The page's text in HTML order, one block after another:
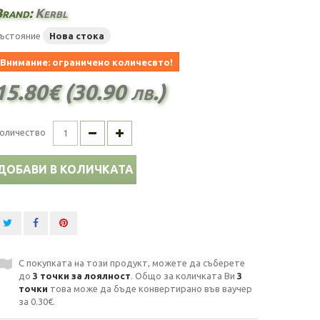
Kerbl
Нова стока
Внимание: ограничено количесвто!
(30.90 лв.)
В КОЛИЧКАТА
С покупката на този продукт, можете да съберете
до 3 точки за лоялност. Общо за количката Ви 3
точки това може да бъде конвертирано във ваучер
за 0.30€.